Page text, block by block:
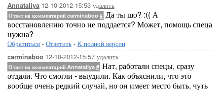
Annataliya 12-10-2012-15:53 удалить
Ответ на комментарий carminaboo # Да ты шо? :(( А
восстановлению точно не поддается? Может, помощь спеца
нужна?
Обратиться - Ответить - К полной версии
carminaboo 12-10-2012-15:57 удалить
Ответ на комментарий Annataliya # Нат, работали спецы, сразу
отдали. Что смогли - выудили. Как объяснили, что это
вообще очень редкий случай, но он имеет место быть, чуть